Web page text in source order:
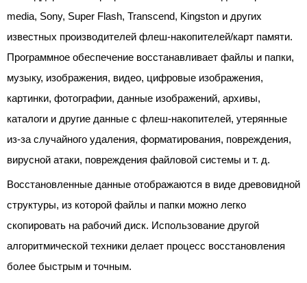
media, Sony, Super Flash, Transcend, Kingston и других
известных производителей флеш-накопителей/карт памяти.
Программное обеспечение восстанавливает файлы и папки,
музыку, изображения, видео, цифровые изображения,
картинки, фотографии, данные изображений, архивы,
каталоги и другие данные с флеш-накопителей, утерянные
из-за случайного удаления, форматирования, повреждения,
вирусной атаки, повреждения файловой системы и т. д.
Восстановленные данные отображаются в виде древовидной
структуры, из которой файлы и папки можно легко
скопировать на рабочий диск. Использование другой
алгоритмической техники делает процесс восстановления
более быстрым и точным.